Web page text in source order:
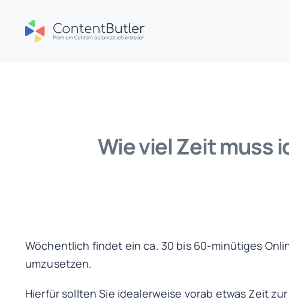
Inhalt
springen
Wie viel Zeit muss
Wöchentlich findet ein ca. 30 bis 60-minütiges
umzusetzen.
Hierfür sollten Sie idealerweise vorab etwas Zeit